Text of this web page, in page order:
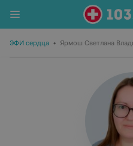
ЭФИ сердца • Ярмош Светлана